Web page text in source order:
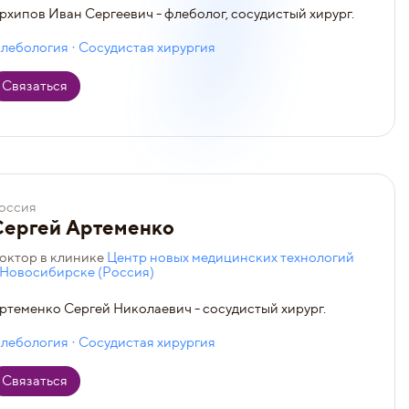
Иван Сергеевич - флеболог, сосудистый хирург.
· Сосудистая хирургия
Связаться
Артеменко
в клинике Центр новых медицинских технологий
(Россия)
Сергей Николаевич - сосудистый хирург.
· Сосудистая хирургия
Связаться